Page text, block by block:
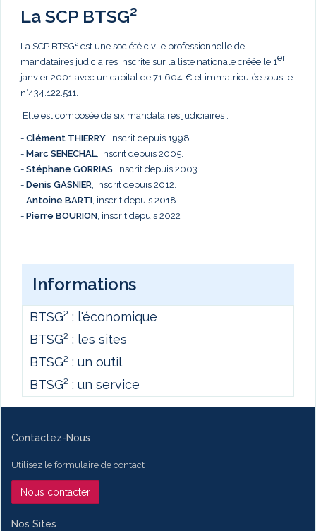
La SCP BTSG²
La SCP BTSG² est une société civile professionnelle de
mandataires judiciaires inscrite sur la liste nationale créée le 1er
janvier 2001 avec un capital de 71.604 € et immatriculée sous le
n°434.122.511.
Elle est composée de six mandataires judiciaires :
- Clément THIERRY, inscrit depuis 1998.
- Marc SENECHAL, inscrit depuis 2005.
- Stéphane GORRIAS, inscrit depuis 2003.
- Denis GASNIER, inscrit depuis 2012.
- Antoine BARTI, inscrit depuis 2018
- Pierre BOURION, inscrit depuis 2022
Informations
BTSG² : l'économique
BTSG² : les sites
BTSG² : un outil
BTSG² : un service
Contactez-Nous
Utilisez le formulaire de contact
Nous contacter
Nos Sites